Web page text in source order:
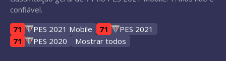
confiável.
71
PES 2021 Mobile 71
PES 2021
71
PES 2020 Mostrar todos